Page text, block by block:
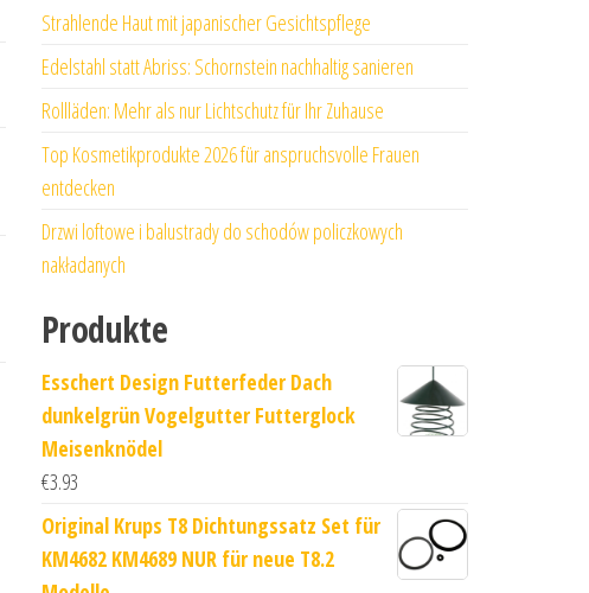
Strahlende Haut mit japanischer Gesichtspflege
Edelstahl statt Abriss: Schornstein nachhaltig sanieren
Rollläden: Mehr als nur Lichtschutz für Ihr Zuhause
Top Kosmetikprodukte 2026 für anspruchsvolle Frauen
entdecken
Drzwi loftowe i balustrady do schodów policzkowych
nakładanych
Produkte
Esschert Design Futterfeder Dach
dunkelgrün Vogelgutter Futterglock
Meisenknödel
€3.93
Original Krups T8 Dichtungssatz Set für
KM4682 KM4689 NUR für neue T8.2